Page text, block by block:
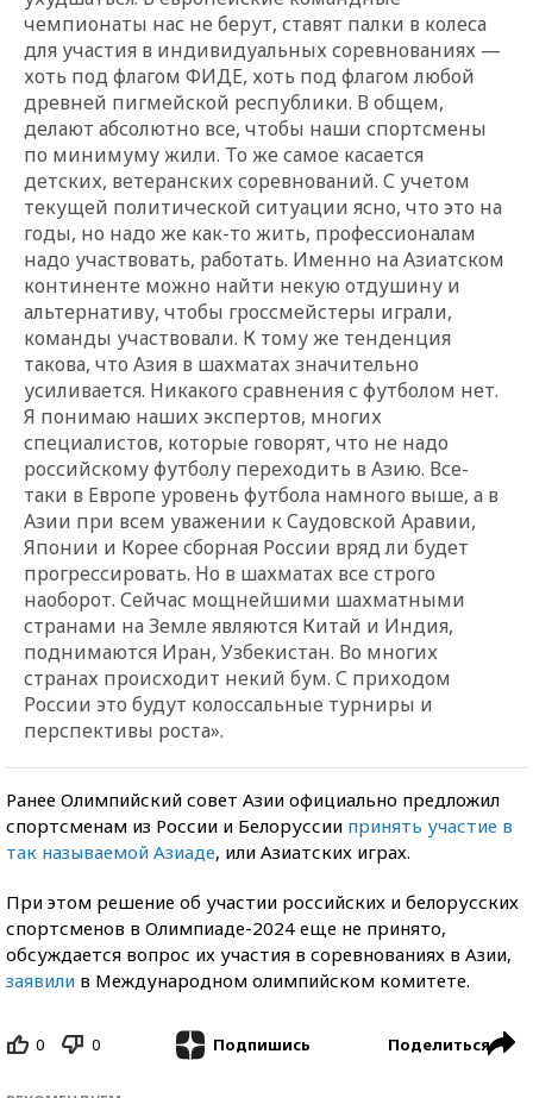
чемпионаты нас не берут, ставят палки в колеса
для участия в индивидуальных соревнованиях —
хоть под флагом ФИДЕ, хоть под флагом любой
древней пигмейской республики. В общем,
делают абсолютно все, чтобы наши спортсмены
по минимуму жили. То же самое касается
детских, ветеранских соревнований. С учетом
текущей политической ситуации ясно, что это на
годы, но надо же как-то жить, профессионалам
надо участвовать, работать. Именно на Азиатском
континенте можно найти некую отдушину и
альтернативу, чтобы гроссмейстеры играли,
команды участвовали. К тому же тенденция
такова, что Азия в шахматах значительно
усиливается. Никакого сравнения с футболом нет.
Я понимаю наших экспертов, многих
специалистов, которые говорят, что не надо
российскому футболу переходить в Азию. Все-
таки в Европе уровень футбола намного выше, а в
Азии при всем уважении к Саудовской Аравии,
Японии и Корее сборная России вряд ли будет
прогрессировать. Но в шахматах все строго
наоборот. Сейчас мощнейшими шахматными
странами на Земле являются Китай и Индия,
поднимаются Иран, Узбекистан. Во многих
странах происходит некий бум. С приходом
России это будут колоссальные турниры и
перспективы роста».
Ранее Олимпийский совет Азии официально предложил
спортсменам из России и Белоруссии принять участие в
так называемой Азиаде, или Азиатских играх.
При этом решение об участии российских и белорусских
спортсменов в Олимпиаде-2024 еще не принято,
обсуждается вопрос их участия в соревнованиях в Азии,
заявили в Международном олимпийском комитете.
0 0 Подпишись Поделиться